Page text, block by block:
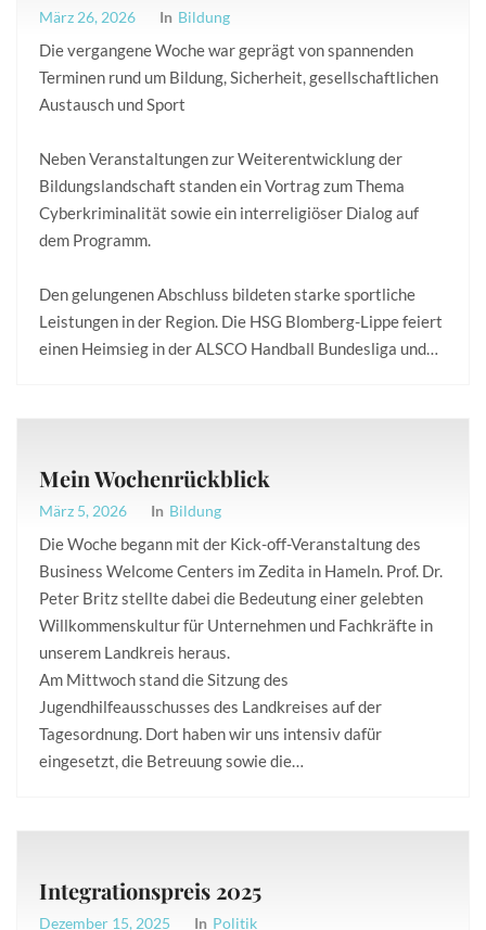
März 26, 2026 In Bildung
Die vergangene Woche war geprägt von spannenden
Terminen rund um Bildung, Sicherheit, gesellschaftlichen
Austausch und Sport
Neben Veranstaltungen zur Weiterentwicklung der
Bildungslandschaft standen ein Vortrag zum Thema
Cyberkriminalität sowie ein interreligiöser Dialog auf
dem Programm.
Den gelungenen Abschluss bildeten starke sportliche
Leistungen in der Region. Die HSG Blomberg-Lippe feiert
einen Heimsieg in der ALSCO Handball Bundesliga und…
Mein Wochenrückblick
März 5, 2026 In Bildung
Die Woche begann mit der Kick-off-Veranstaltung des
Business Welcome Centers im Zedita in Hameln. Prof. Dr.
Peter Britz stellte dabei die Bedeutung einer gelebten
Willkommenskultur für Unternehmen und Fachkräfte in
unserem Landkreis heraus.
Am Mittwoch stand die Sitzung des
Jugendhilfeausschusses des Landkreises auf der
Tagesordnung. Dort haben wir uns intensiv dafür
eingesetzt, die Betreuung sowie die…
Integrationspreis 2025
Dezember 15, 2025 In Politik